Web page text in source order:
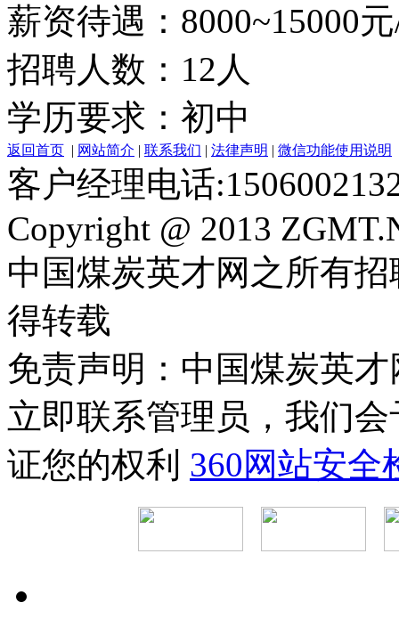
薪资待遇：8000~15000
招聘人数：12人
学历要求：初中
返回首页 | 网站简介 | 联系我们 | 法律声明 | 微信功能使用说明
客户经理电话
Copyright @ 2013
中国煤炭英才网之所有
得转载
免责声明：中国煤炭英
立即联系管理员，我们
证您的权利 360网站安全